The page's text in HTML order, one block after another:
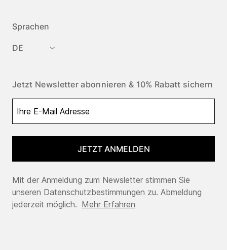
Sprachen
DE
Jetzt Newsletter abonnieren & 10% Rabatt sichern
JETZT ANMELDEN
Mit der Anmeldung zum Newsletter stimmen Sie
unseren Datenschutzbestimmungen zu. Abmeldung
jederzeit möglich. Mehr Erfahren